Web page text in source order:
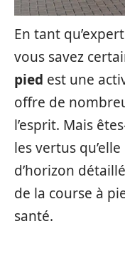
En tant
vous savez
pied est une
offre de
l’esprit. Mais
les vertus
d’horizon
de la course à
santé.